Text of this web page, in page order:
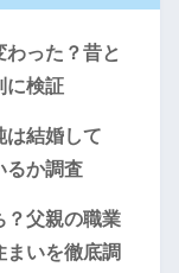
った？昔と
に検証
は結婚して
るか調査
？父親の職業
いを徹底調